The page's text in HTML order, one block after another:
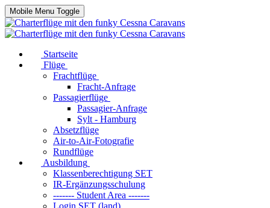
Mobile Menu Toggle
Startseite
Flüge
Frachtflüge
Fracht-Anfrage
Passagierflüge
Passagier-Anfrage
Sylt - Hamburg
Absetzflüge
Air-to-Air-Fotografie
Rundflüge
Ausbildung
Klassenberechtigung SET
IR-Ergänzungsschulung
------- Student Area -------
Login SET (land)